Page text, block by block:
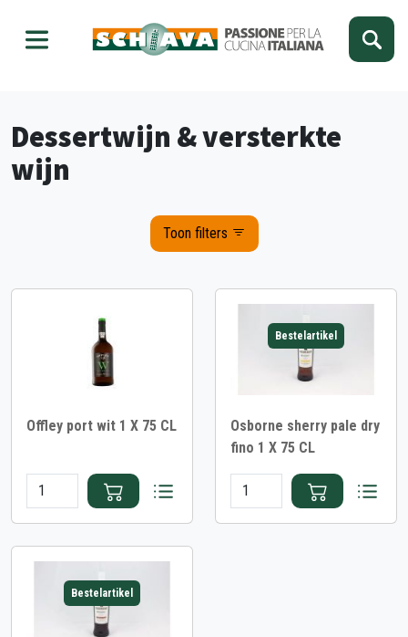
Dessertwijn & versterkte
wijn
Toon filters
Offley port wit 1 X 75 CL
Bestelartikel
Osborne sherry pale dry
fino 1 X 75 CL
Bestelartikel